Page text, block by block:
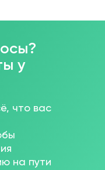
у
что вас
на пути